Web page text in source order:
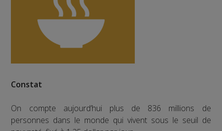
Constat
On compte aujourd’hui plus de 836 millions de
personnes dans le monde qui vivent sous le seuil de